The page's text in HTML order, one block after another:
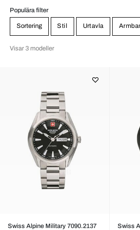
Populära filter
Sortering Stil Urtavla
Visar 3 modeller
Swiss Alpine Military 7090.2137
Swiss